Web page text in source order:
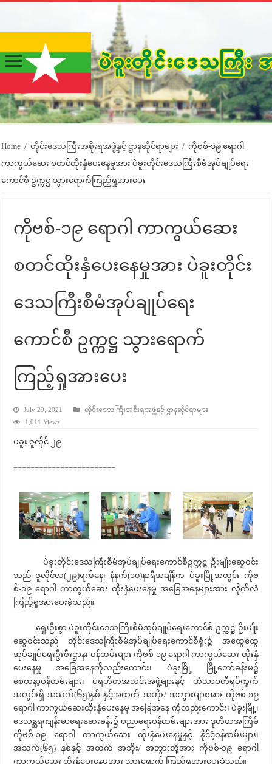
Home / တိုင်းဒေသကြီးအစိုးရအဖွဲ့နှင့် ဌာနဆိုင်ရာများ / ကိုဗစ်-၁၉ ရောဂါ
ကာကွယ်ဆေး စတင်ထိုးနှံပေးနေမှုအား ပဲခူးတိုင်းဒေသကြီးစီမံအုပ်ချုပ်ရေး
ကောင်စီ ဥက္ကဋ္ဌ သွားရောက်ကြည့်ရှုအားပေး
ကိုဗစ်-၁၉ ရောဂါ ကာကွယ်ဆေး
စတင်ထိုးနှံပေးနေမှုအား ပဲခူးတိုင်း
ဒေသကြီးစီမံအုပ်ချုပ်ရေး
ကောင်စီ ဥက္ကဋ္ဌ သွားရောက်
ကြည့်ရှုအားပေး
July 29, 2021
တိုင်းဒေသကြီးအစိုးရအဖွဲ့နှင့် ဌာနဆိုင်ရာများ
1,011 Views
ပဲခူး ဇူလိုင် ၂၉
========================
ပဲခူးတိုင်းဒေသကြီးစီမံအုပ်ချုပ်ရေးကောင်စီဥက္ကဋ္ဌ ဦးမျိုးဆွေဝင်း
သည် ဇူလိုင်လ(၂၉)ရက်နေ့၊ နံနက်(၁၀)နာရီအချိန်က ပဲခူးမြို့အတွင်း ကိုဗ
စ်-၁၉ ရောဂါ ကာကွယ်ဆေး ထိုးနှံပေးနေမှု အခြေအနေများအား လိုက်လံ
ကြည့်ရှုအားပေးခဲ့သည်။
ရှေးဦးစွာ ပဲခူးတိုင်းဒေသကြီးစီမံအုပ်ချုပ်ရေးကောင်စီ ဥက္ကဋ္ဌ ဦးမျိုး
ဆွေဝင်းသည် တိုင်းဒေသကြီးစီမံအုပ်ချုပ်ရေးကောင်စီရုံး၌ အထွေထွေ
အုပ်ချုပ်ရေးဦးစီးဌာန၊ ဝန်ထမ်းများ ကိုဗစ်-၁၉ ရောဂါ ကာကွယ်ဆေး ထိုးနှံ
ပေးနေမှု အခြေအနေကိုလည်းကောင်း၊ ပဲခူးမြို့ မြို့တော်ခန်းမ၌
စေတနာ့ဝန်ထမ်းများ၊ ပရဟိတအသင်းအဖွဲ့များနှင့် ဟံသာဝတီရပ်ကွက်
အတွင်းရှိ အသက်(၆၅)နှစ် နှင့်အထက် အဘိုး/ အဘွားများအား ကိုဗစ်-၁၉
ရောဂါ ကာကွယ်ဆေးထိုးနှံပေးနေမှု အခြေအနေ ကိုလည်းကောင်း၊ ပဲခူးမြို့၊
ဒေသန္တရကျန်းမာရေးဆေးခန်း၌ ပညာရေးဝန်ထမ်းများအား ဒုတိယအကြိမ်
ကိုဗစ်-၁၉ ရောဂါ ကာကွယ်ဆေး ထိုးနှံပေးနေမှုနှင့် နိုင်ငံ့ဝန်ထမ်းများ၊
အသက်(၆၅) နှစ်နှင့် အထက် အဘိုး/ အဘွားတို့အား ကိုဗစ်-၁၉ ရောဂါ
ကာကွယ်ဆေး ထိုးနှံပေးနေမှုအား သွားရောက် ကြည့်ရှုအားပေးခဲ့သည်။